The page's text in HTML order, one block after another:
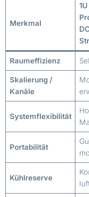
Merkmal
1U
Raumeffizienz
Skalierung /
Kanäle
Systemflexibilität
Portabilität
Kühlreserve